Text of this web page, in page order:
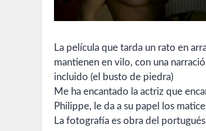
La película que tarda un rato en
mantienen en vilo, con una
incluido (el busto de piedra)
Me ha encantado la actriz que
Philippe, le da a su papel los
La fotografía es obra del